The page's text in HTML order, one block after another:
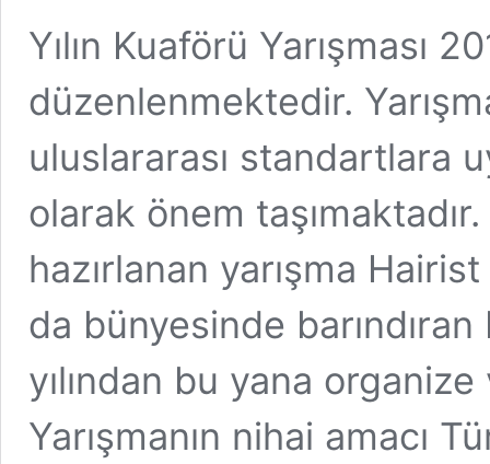
Yılın Kuaförü Yarışması
düzenlenmektedir.
uluslararası standartlara
olarak önem
hazırlanan yarışma
da bünyesinde
yılından bu yana
Yarışmanın nihai amacı